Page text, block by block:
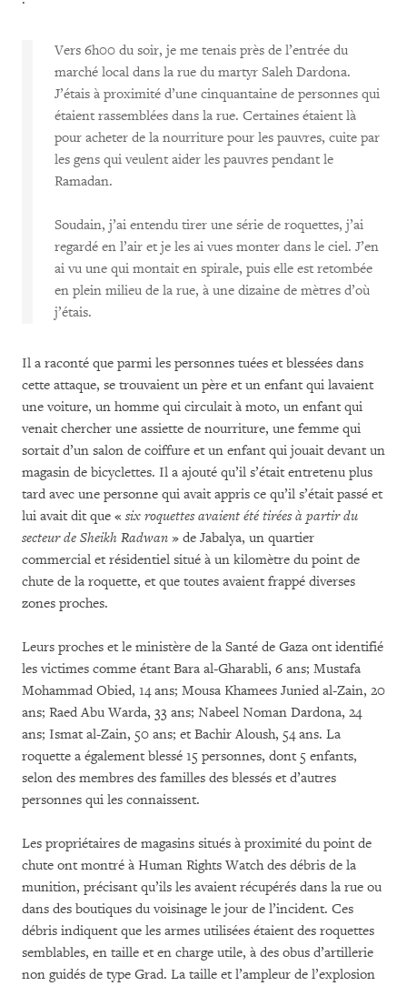
Vers 6h00 du soir, je me tenais près de l’entrée du
marché local dans la rue du martyr Saleh Dardona.
J’étais à proximité d’une cinquantaine de personnes qui
étaient rassemblées dans la rue. Certaines étaient là
pour acheter de la nourriture pour les pauvres, cuite par
les gens qui veulent aider les pauvres pendant le
Ramadan.
Soudain, j’ai entendu tirer une série de roquettes, j’ai
regardé en l’air et je les ai vues monter dans le ciel. J’en
ai vu une qui montait en spirale, puis elle est retombée
en plein milieu de la rue, à une dizaine de mètres d’où
j’étais.
Il a raconté que parmi les personnes tuées et blessées dans
cette attaque, se trouvaient un père et un enfant qui lavaient
une voiture, un homme qui circulait à moto, un enfant qui
venait chercher une assiette de nourriture, une femme qui
sortait d’un salon de coiffure et un enfant qui jouait devant un
magasin de bicyclettes. Il a ajouté qu’il s’était entretenu plus
tard avec une personne qui avait appris ce qu’il s’était passé et
lui avait dit que « six roquettes avaient été tirées à partir du
secteur de Sheikh Radwan » de Jabalya, un quartier
commercial et résidentiel situé à un kilomètre du point de
chute de la roquette, et que toutes avaient frappé diverses
zones proches.
Leurs proches et le ministère de la Santé de Gaza ont identifié
les victimes comme étant Bara al-Gharabli, 6 ans; Mustafa
Mohammad Obied, 14 ans; Mousa Khamees Junied al-Zain, 20
ans; Raed Abu Warda, 33 ans; Nabeel Noman Dardona, 24
ans; Ismat al-Zain, 50 ans; et Bachir Aloush, 54 ans. La
roquette a également blessé 15 personnes, dont 5 enfants,
selon des membres des familles des blessés et d’autres
personnes qui les connaissent.
Les propriétaires de magasins situés à proximité du point de
chute ont montré à Human Rights Watch des débris de la
munition, précisant qu’ils les avaient récupérés dans la rue ou
dans des boutiques du voisinage le jour de l’incident. Ces
débris indiquent que les armes utilisées étaient des roquettes
semblables, en taille et en charge utile, à des obus d’artillerie
non guidés de type Grad. La taille et l’ampleur de l’explosion